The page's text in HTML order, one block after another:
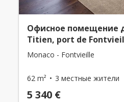
Офисное помещение
Titien, port de
Monaco - Fontvieille
62 m² 3 местные жители
5 340 €